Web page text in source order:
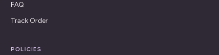
FAQ
Track Order
POLICIES